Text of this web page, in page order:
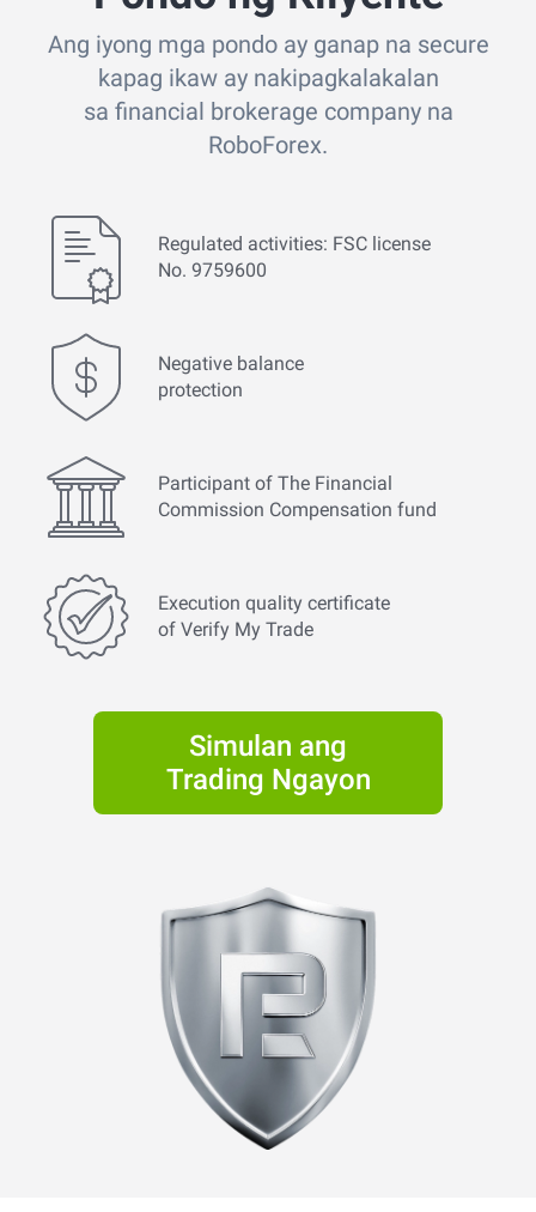
Ang iyong mga pondo ay ganap na secure
kapag ikaw ay nakipagkalakalan
sa financial brokerage company na
RoboForex.
Regulated activities: FSC license
No. 9759600
Negative balance
protection
Participant of The Financial
Commission Compensation fund
Execution quality certificate
of Verify My Trade
Simulan ang
Trading Ngayon